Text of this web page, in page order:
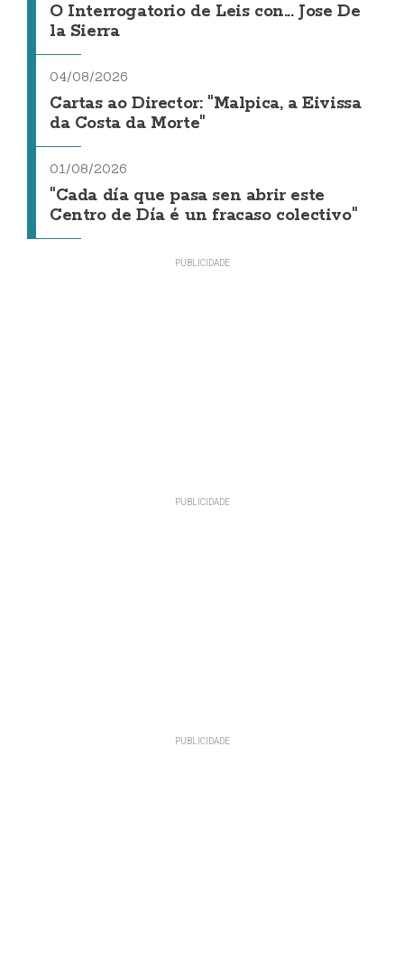
O Interrogatorio de Leis con... Jose De
la Sierra
04/08/2026
Cartas ao Director: "Malpica, a Eivissa
da Costa da Morte"
01/08/2026
"Cada día que pasa sen abrir este
Centro de Día é un fracaso colectivo"